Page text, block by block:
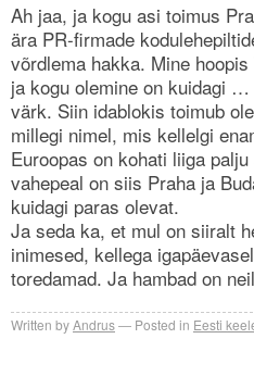
Ah jaa, ja kogu asi toimus
ära PR-firmade
võrdlema hakka. Mine hoopis
ja kogu olemine on kuidagi
värk. Siin idablokis toimub
millegi nimel, mis kellelgi
Euroopas on kohati liiga
vahepeal on siis Praha ja
kuidagi paras olevat.
Ja seda ka, et mul on siiralt
inimesed, kellega
toredamad. Ja hambad on
Written byAndrus Posted in Eesti